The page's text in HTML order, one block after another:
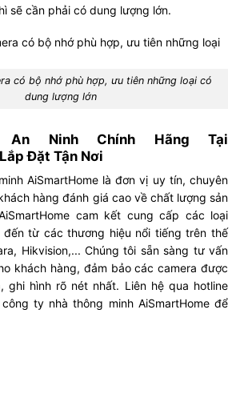
sẽ cần phải có dung lượng lớn.
có bộ nhớ phù hợp, ưu tiên những loại có
dung lượng lớn
An Ninh Chính Hãng Tại
Đặt Tận Nơi
AiSmartHome là đơn vị uy tín, chuyên
hàng đánh giá cao về chất lượng sản
cam kết cung cấp các loại
đến từ các thương hiệu nổi tiếng trên thế
Hikvision,... Chúng tôi sẵn sàng tư vấn
khách hàng, đảm bảo các camera được
ghi hình rõ nét nhất. Liên hệ qua hotline
ty nhà thông minh AiSmartHome để